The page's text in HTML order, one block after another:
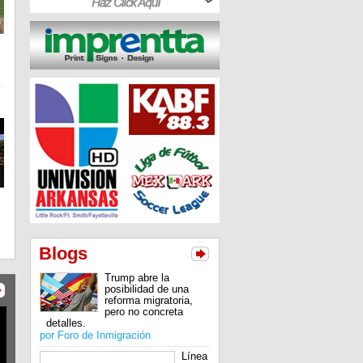
Blogs
Trump abre la
posibilidad de una
reforma migratoria,
pero no concreta
detalles.
por Foro de Inmigración
Línea